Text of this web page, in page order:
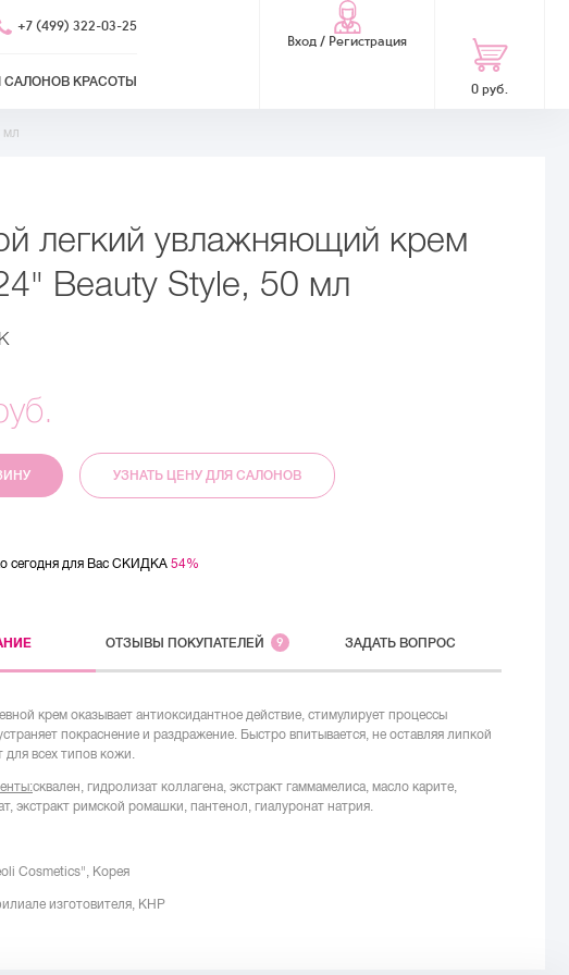
+7 (499) 322-03-25
САЛОНОВ КРАСОТЫ
Вход / Регистрация
0 руб.
мл
легкий увлажняющий крем
Beauty Style, 50 мл
УЗНАТЬ ЦЕНУ ДЛЯ САЛОНОВ
сегодня для Вас СКИДКА 54%
ОТЗЫВЫ ПОКУПАТЕЛЕЙ 9 ЗАДАТЬ ВОПРОС
крем оказывает антиоксидантное действие, стимулирует процессы
покраснение и раздражение. Быстро впитывается, не оставляя липкой
всех типов кожи.
сквален, гидролизат коллагена, экстракт гаммамелиса, масло карите,
экстракт римской ромашки, пантенол, гиалуронат натрия.
Cosmetics", Корея
изготовителя, КНР